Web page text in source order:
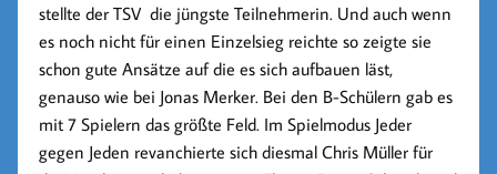
stellte der TSV die jüngste Teilnehmerin. Und auch wenn
es noch nicht für einen Einzelsieg reichte so zeigte sie
schon gute Ansätze auf die es sich aufbauen läst,
genauso wie bei Jonas Merker. Bei den B-Schülern gab es
mit 7 Spielern das größte Feld. Im Spielmodus Jeder
gegen Jeden revanchierte sich diesmal Chris Müller für